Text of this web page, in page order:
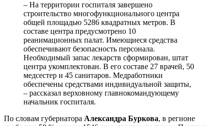
– На территории госпиталя завершено
строительство многофункционального центра
общей площадью 5286 квадратных метров. В
составе центра предусмотрено 10
реанимационных палат. Имеющиеся средства
обеспечивают безопасность персонала.
Необходимый запас лекарств сформирован, штат
центра укомплектован. В его составе 27 врачей, 50
медсестер и 45 санитаров. Медработники
обеспечены средствами индивидуальной защиты,
– рассказал верховному главнокомандующему
начальник госпиталя.
По словам губернатора Александра Буркова, в регионе